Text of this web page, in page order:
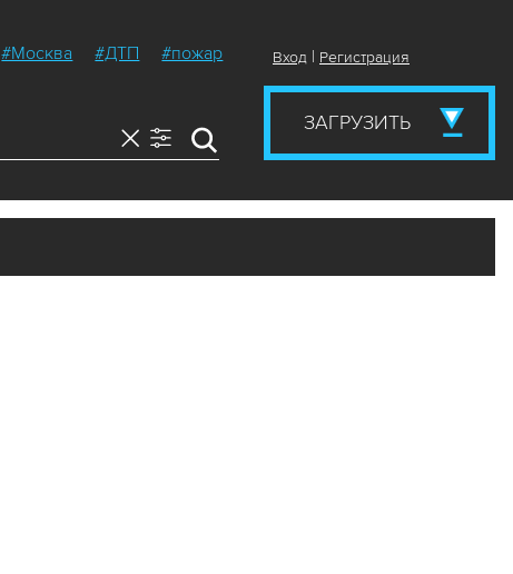
#Москва #ДТП #пожар Вход | Регистрация
ЗАГРУЗИТЬ